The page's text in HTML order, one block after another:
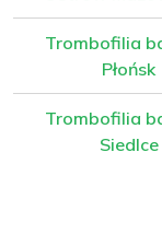
Trombofilia
Płońsk
Trombofilia
Siedlce